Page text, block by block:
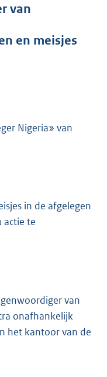
van
en meisjes
Nigeria» van
in de afgelegen
actie te
van
onafhankelijk
het kantoor van de